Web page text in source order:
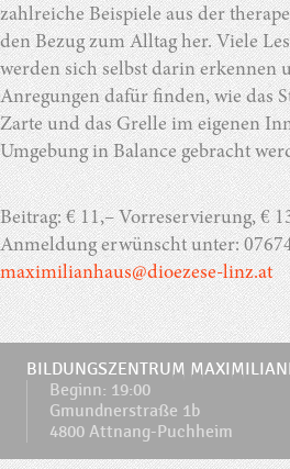
zahlreiche Beispiele aus der
den Bezug zum Alltag her. Viele
werden sich selbst darin erkennen
Anregungen dafür finden, wie das
Zarte und das Grelle im eigenen
Umgebung in Balance gebracht
Beitrag: € 11,– Vorreservierung, €
Anmeldung erwünscht unter:
maximilianhaus@dioezese-linz.at
BILDUNGSZENTRUM
Beginn: 19:00
Gmundnerstraße 1b
4800 Attnang-Puchheim